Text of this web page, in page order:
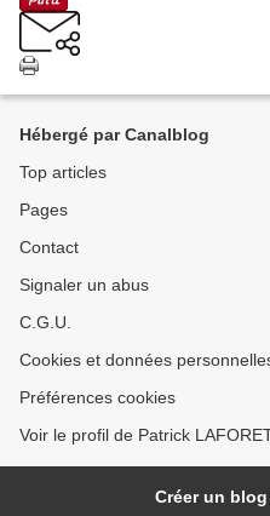
Hébergé par Canalblog
Top articles
Pages
Contact
Signaler un abus
C.G.U.
Cookies et données
Préférences cookies
Voir le profil de Patrick
Créer un